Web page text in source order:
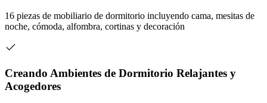
16 piezas de mobiliario de dormitorio incluyendo cama, mesitas de
noche, cómoda, alfombra, cortinas y decoración
Creando Ambientes de Dormitorio Relajantes y
Acogedores